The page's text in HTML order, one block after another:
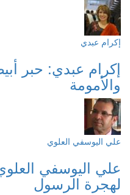
إكرام عبدي
إكرام عبدي: حبر
والأمومة
علي اليوسفي العلوي
علي اليوسفي
لهجرة الرسول